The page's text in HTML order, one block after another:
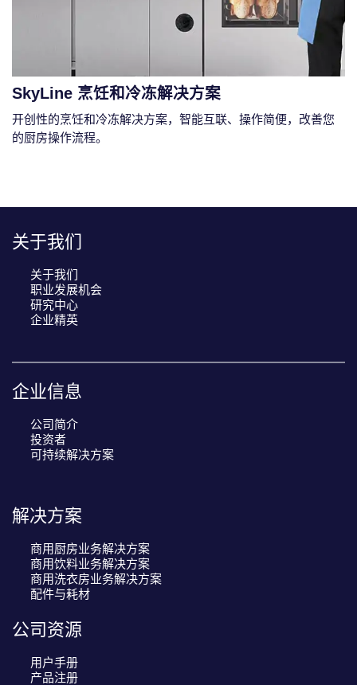
SkyLine 烹饪和冷冻解决方案
开创性的烹饪和冷冻解决方案，智能互联、操作简便，改善您
的厨房操作流程。
R
e
a
v
i
n
关于我们
关于我们
职业发展机会
研究中心
企业精英
企业信息
公司简介
投资者
可持续解决方案
解决方案
商用厨房业务解决方案
商用饮料业务解决方案
商用洗衣房业务解决方案
配件与耗材
公司资源
用户手册
产品注册